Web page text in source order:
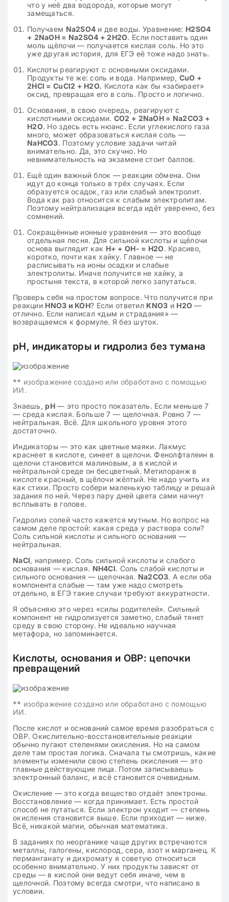
что у неё два водорода, которые могут
замещаться.
Получаем Na2SO4 и две воды. Уравнение: H2SO4
+ 2NaOH = Na2SO4 + 2H2O. Если поставить один
моль щёлочи — получается кислая соль. Но это
уже другая история, для ЕГЭ её тоже надо знать.
Кислоты реагируют с основными оксидами.
Продукты те же: соль и вода. Например, CuO +
2HCl = CuCl2 + H2O. Кислота как бы «забирает»
оксид, превращая его в соль. Просто и логично.
Основания, в свою очередь, реагируют с
кислотными оксидами. CO2 + 2NaOH = Na2CO3 +
H2O. Но здесь есть нюанс. Если углекислого газа
много, может образоваться кислая соль —
NaHCO3. Поэтому условие задачи читай
внимательно. Да, это скучно. Но
невнимательность на экзамене стоит баллов.
Ещё один важный блок — реакции обмена. Они
идут до конца только в трёх случаях. Если
образуется осадок, газ или слабый электролит.
Вода как раз относится к слабым электролитам.
Поэтому нейтрализация всегда идёт уверенно, без
сомнений.
Сокращённые ионные уравнения — это вообще
отдельная песня. Для сильной кислоты и щёлочи
основа выглядит как H+ + OH- = H2O. Красиво,
коротко, почти как хайку. Главное — не
расписывать на ионы осадки и слабые
электролиты. Иначе получится не хайку, а
простыня текста, в которой легко запутаться.
Проверь себя на простом вопросе. Что получится при
реакции HNO3 и KOH? Если ответил KNO3 и H2O —
отлично. Если написал «дым и страдания» —
возвращаемся к формуле. Я без шуток.
pH, индикаторы и гидролиз без тумана
** изображение создано или обработано с помощью
ИИ.
Знаешь, pH— это просто показатель. Если меньше 7
— среда кислая. Больше 7 — щелочная. Ровно 7 —
нейтральная. Всё. Для школьного уровня этого
достаточно.
Индикаторы — это как цветные маяки. Лакмус
краснеет в кислоте, синеет в щелочи. Фенолфталеин в
щелочи становится малиновым, а в кислой и
нейтральной среде он бесцветный. Метилоранж в
кислоте красный, в щёлочи жёлтый. Не надо учить их
как стихи. Просто собери маленькую таблицу и решай
задания по ней. Через пару дней цвета сами начнут
всплывать в голове.
Гидролиз солей часто кажется мутным. Но вопрос на
самом деле простой: какая среда у раствора соли?
Соль сильной кислоты и сильного основания —
нейтральная.
NaCl, например. Соль сильной кислоты и слабого
основания — кислая. NH4Cl. Соль слабой кислоты и
сильного основания — щелочная. Na2CO3. А если оба
компонента слабые — там уже надо смотреть
отдельно, в ЕГЭ такие случаи требуют аккуратности.
Я объясняю это через «силы родителей». Сильный
компонент не гидролизуется заметно, слабый тянет
среду в свою сторону. Не идеально научная
метафора, но запоминается.
Кислоты, основания и ОВР: цепочки
превращений
** изображение создано или обработано с помощью
ИИ.
После кислот и оснований самое время разобраться с
ОВР. Окислительно-восстановительные реакции
обычно пугают степенями окисления. Но на самом
деле там простая логика. Сначала ты смотришь, какие
элементы изменили свою степень окисления — это
главные действующие лица. Потом записываешь
электронный баланс, и всё становится очевидным.
Окисление — это когда вещество отдаёт электроны.
Восстановление — когда принимает. Есть простой
способ не путаться. Если электрон уходит — степень
окисления становится выше. Если приходит — ниже.
Всё, никакой магии, обычная математика.
В заданиях по неорганике чаще других встречаются
металлы, галогены, кислород, сера, азот и марганец. К
перманганату и дихромату я советую относиться
особенно внимательно. У них продукты зависят от
среды — в кислой они ведут себя иначе, чем в
щелочной. Поэтому всегда смотри, что написано в
условии.